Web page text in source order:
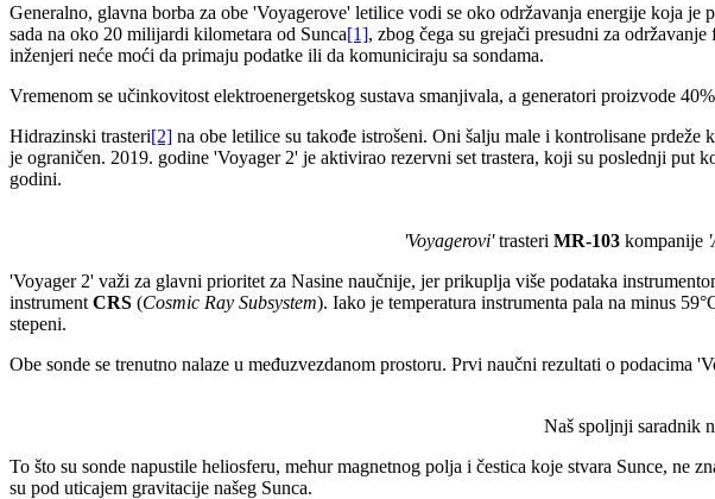
Generalno, glavna borba za obe 'Voyagerove' letilice vodi se oko održavanja energije koja
sada na oko 20 milijardi kilometara od Sunca[1], zbog čega su grejači presudni za
inženjeri neće moći da primaju podatke ili da komuniciraju sa sondama.
Vremenom se učinkovitost elektroenergetskog sustava smanjivala, a generatori proizvode
Hidrazinski trasteri[2] na obe letilice su takođe istrošeni. Oni šalju male i kontrolisane
je ograničen. 2019. godine 'Voyager 2' je aktivirao rezervni set trastera, koji su poslednji put
godini.
'Voyagerovi'trasteri MR-103kompanije
'Voyager 2' važi za glavni prioritet za Nasine naučnije, jer prikuplja više podataka
instrument CRS (Cosmic Ray Subsystem). Iako je temperatura instrumenta pala na minus
stepeni.
Obe sonde se trenutno nalaze u međuzvezdanom prostoru. Prvi naučni rezultati o podacima
Naš spoljnji saradnik
To što su sonde napustile heliosferu, mehur magnetnog polja i čestica koje stvara Sunce,
su pod uticajem gravitacije našeg Sunca.